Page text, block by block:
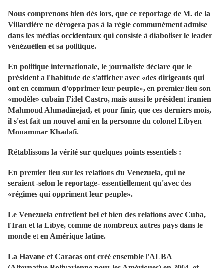
Nous comprenons bien dès lors, que ce reportage de M. de la
Villardière ne dérogera pas à la règle communément admise
dans les médias occidentaux qui consiste à diaboliser le leader
vénézuélien et sa politique.
En politique internationale, le journaliste déclare que le
président a l'habitude de s'afficher avec «des dirigeants qui
ont en commun d'opprimer leur peuple», en premier lieu son
«modèle» cubain Fidel Castro, mais aussi le président iranien
Mahmoud Ahmadinejad, et pour finir, que ces derniers mois,
il s'est fait un nouvel ami en la personne du colonel Libyen
Mouammar Khadafi.
Rétablissons la vérité sur quelques points essentiels :
En premier lieu sur les relations du Venezuela, qui ne
seraient -selon le reportage- essentiellement qu'avec des
«régimes qui oppriment leur peuple».
Le Venezuela entretient bel et bien des relations avec Cuba,
l'Iran et la Libye, comme de nombreux autres pays dans le
monde et en Amérique latine.
La Havane et Caracas ont créé ensemble l'ALBA